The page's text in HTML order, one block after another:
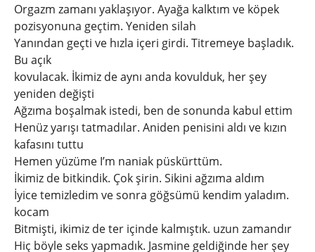
Orgazm zamanı yaklaşıyor. Ayağa kalktım ve köpek
pozisyonuna geçtim. Yeniden silah
Yanından geçti ve hızla içeri girdi. Titremeye başladık.
Bu açık
kovulacak. İkimiz de aynı anda kovulduk, her şey
yeniden değişti
Ağzıma boşalmak istedi, ben de sonunda kabul ettim
Henüz yarışı tatmadılar. Aniden penisini aldı ve kızın
kafasını tuttu
Hemen yüzüme I’m naniak püskürttüm.
İkimiz de bitkindik. Çok şirin. Sikini ağzıma aldım
İyice temizledim ve sonra göğsümü kendim yaladım.
kocam
Bitmişti, ikimiz de ter içinde kalmıştık. uzun zamandır
Hiç böyle seks yapmadık. Jasmine geldiğinde her şey